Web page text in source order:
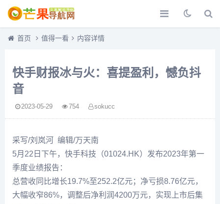
首页 值得一看 内容详情
快手财报冰与火：喜提盈利，憾负抖
音
2023-05-29 754 sokucc
采写/刘岚河 编辑/万天南
5月22日下午，快手科技（01024.HK）发布2023年第一
季度业绩报告：
总营收同比增长19.7%至252.2亿元；净亏损8.76亿元，
大幅收窄86%，调整后净利润4200万元，实现上市后集